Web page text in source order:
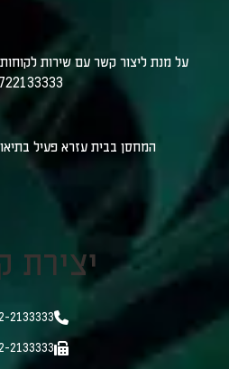
על מנת ליצור קשר עם שירות
המחסן בבית עזרא פעיל
יצירת
2133333
2133333